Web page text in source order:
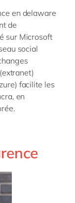
en delaware
de
sur Microsoft
social
facilite les
en